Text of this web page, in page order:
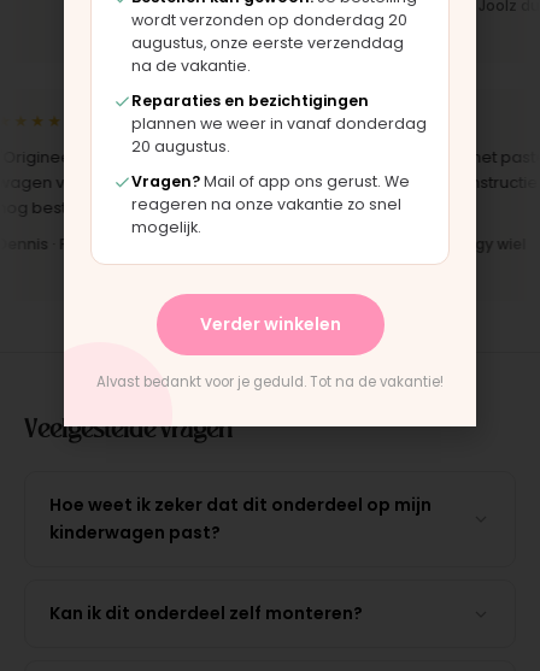
Iris · Bugaboo bekleding Bas · Joolz
onderdeel voor een
van 10 jaar oud. Top dat dit
bestaat."
· Phil & Teds onderdeel
★★★★★
"Snelle levering en het paste
perfect. Montage-instructies
duidelijk."
Anne · Mountain Buggy wiel
Veelgestelde vragen
Hoe weet ik zeker dat dit onderdeel op mijn
kinderwagen past?
Kan ik dit onderdeel zelf monteren?
wordt verzonden op donderdag 20
augustus, onze eerste verzenddag
na de vakantie.
Reparaties en bezichtigingen
plannen we weer in vanaf donderdag
20 augustus.
Vragen?Mail of app ons gerust. We
reageren na onze vakantie zo snel
mogelijk.
Verder winkelen
Alvast bedankt voor je geduld. Tot na de vakantie!